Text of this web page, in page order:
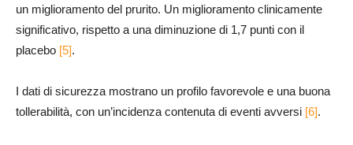
un miglioramento del prurito. Un miglioramento clinicamente
significativo, rispetto a una diminuzione di 1,7 punti con il
placebo [5].
I dati di sicurezza mostrano un profilo favorevole e una buona
tollerabilità, con un’incidenza contenuta di eventi avversi [6].